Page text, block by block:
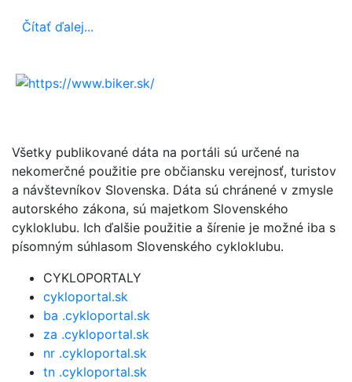
Čítať ďalej...
Všetky publikované dáta na portáli sú určené na
nekomerčné použitie pre občiansku verejnosť, turistov
a návštevníkov Slovenska. Dáta sú chránené v zmysle
autorského zákona, sú majetkom Slovenského
cykloklubu. Ich ďalšie použitie a šírenie je možné iba s
písomným súhlasom Slovenského cykloklubu.
CYKLOPORTALY
cykloportal.sk
ba .cykloportal.sk
za .cykloportal.sk
nr .cykloportal.sk
tn .cykloportal.sk